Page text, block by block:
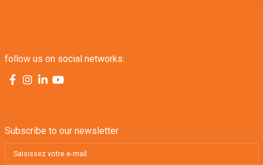
follow us on social networks:
Subscribe to our newsletter